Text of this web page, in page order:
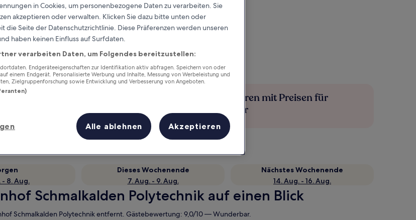
Verdiene Prämien für jede
wahrgenommene Übernachtung
Mehr sparen mit Preisen für
Mitglieder
- 8. Aug.
Dieses Wochenende
7. Aug. - 9. Aug.
Nächstes Wochenende
14. Aug. - 16. Aug.
Schmalkalden Polytechnik auf einen Blick
Schmalkalden Polytechnik entfernt. Gästebewertung: 9,0/10 — Wunderbar.
in Cookies, um personenbezogene Daten zu verarbeiten. Sie
akzeptieren oder verwalten. Klicken Sie dazu bitte unten oder
die Seite der Datenschutzrichtlinie. Diese Präferenzen werden unseren
haben keinen Einfluss auf Surfdaten.
verarbeiten Daten, um Folgendes bereitzustellen:
Endgeräteeigenschaften zur Identifikation aktiv abfragen. Speichern von oder
einem Endgerät. Personalisierte Werbung und Inhalte, Messung von Werbeleistung und
Zielgruppenforschung sowie Entwicklung und Verbesserung von Angeboten.
Alle ablehnen Akzeptieren